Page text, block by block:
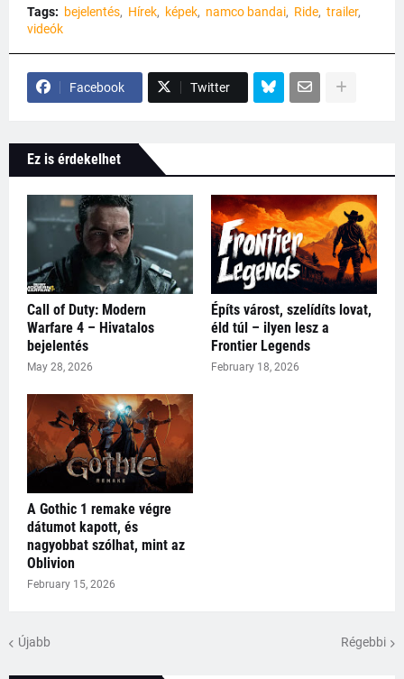
Tags: bejelentés Hírek képek namco bandai Ride trailer
videók
Facebook Twitter
Ez is érdekelhet
Call of Duty: Modern
Warfare 4 – Hivatalos
bejelentés
May 28, 2026
Építs várost, szelídíts lovat,
éld túl – ilyen lesz a
Frontier Legends
February 18, 2026
A Gothic 1 remake végre
dátumot kapott, és
nagyobbat szólhat, mint az
Oblivion
February 15, 2026
Újabb Régebbi